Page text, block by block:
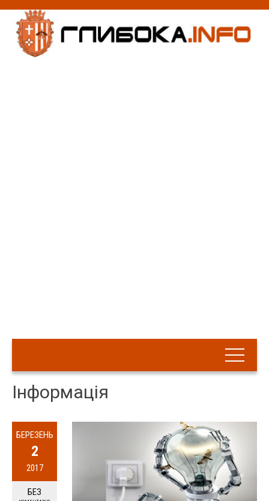
Інформація
БЕРЕЗЕНЬ
2
2017
БЕЗ